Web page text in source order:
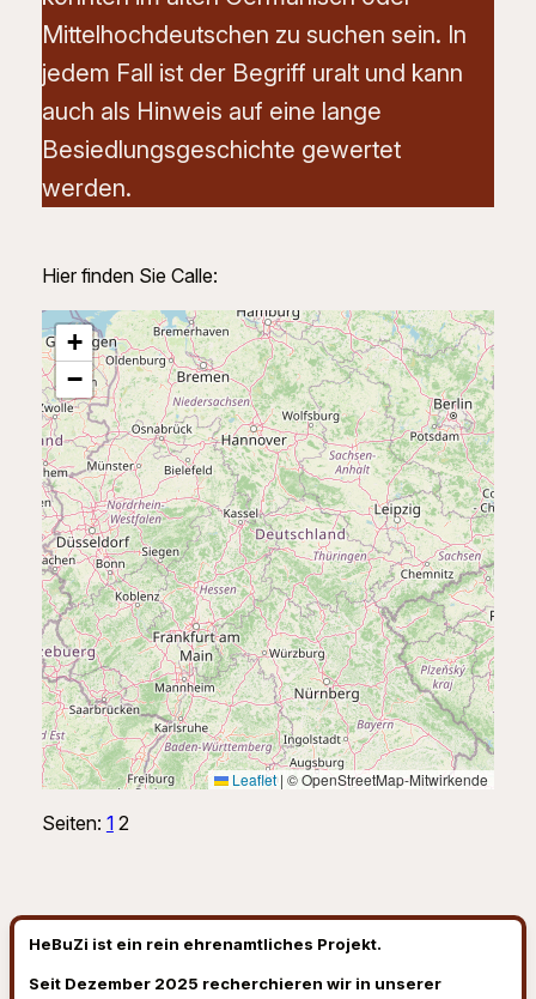
Mittelhochdeutschen zu suchen sein. In
jedem Fall ist der Begriff uralt und kann
auch als Hinweis auf eine lange
Besiedlungsgeschichte gewertet
werden.
Hier finden Sie Calle:
+
−
Leaflet | © OpenStreetMap-Mitwirkende
Seiten: 1 2
HeBuZi ist ein rein ehrenamtliches Projekt.
Seit Dezember 2025 recherchieren wir in unserer